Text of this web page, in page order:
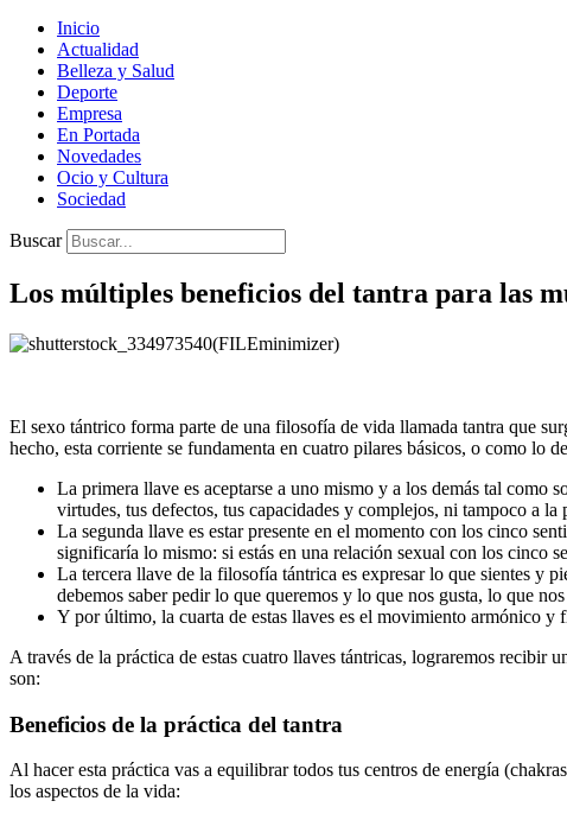
Inicio
Actualidad
Belleza y Salud
Deporte
Empresa
En Portada
Novedades
Ocio y Cultura
Sociedad
Buscar
Los múltiples beneficios del tantra para las
El sexo tántrico forma parte de una filosofía de vida llamada tantra que
hecho, esta corriente se fundamenta en cuatro pilares básicos, o como lo
La primera llave es aceptarse a uno mismo y a los demás tal
virtudes, tus defectos, tus capacidades y complejos, ni tampoco a
La segunda llave es estar presente en el momento con los cinco
significaría lo mismo: si estás en una relación sexual con los cinco
La tercera llave de la filosofía tántrica es expresar lo que sientes y
debemos saber pedir lo que queremos y lo que nos gusta, lo que
Y por último, la cuarta de estas llaves es el movimiento armónico
A través de la práctica de estas cuatro llaves tántricas, lograremos
son:
Beneficios de la práctica del tantra
Al hacer esta práctica vas a equilibrar todos tus centros de energía
los aspectos de la vida: